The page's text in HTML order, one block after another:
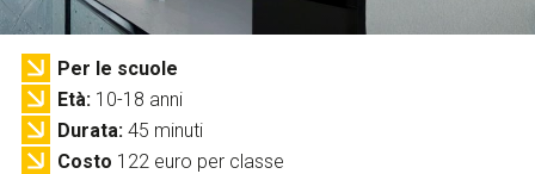
Servizi e accessibilità
Contatti
FAQ
Per le scuole
Età 10-18 anni
Durata 45 minuti
Costo 122 euro per classe